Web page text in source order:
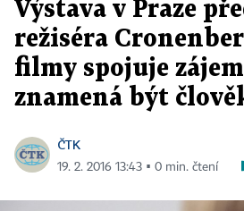
Výstava v Praze
režiséra
filmy spojuje
znamená být
ČTK
19. 2. 2016 13:43 ▪ 0 min. čtení